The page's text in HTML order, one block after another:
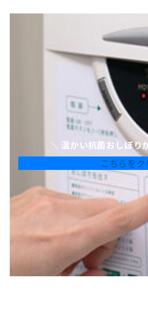
＼ 温かい抗菌おしぼ
こちらをク